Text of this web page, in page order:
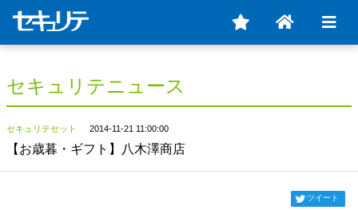
セキュリテニュース
セキュリテセット 2014-11-21 11:00:00
【お歳暮・ギフト】八木澤商店
ツイート